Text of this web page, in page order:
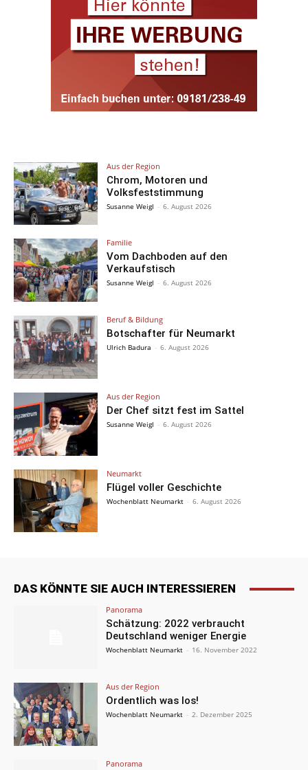
Aus der Region
Chrom, Motoren und
Volksfeststimmung
Susanne Weigl - 6. August 2026
Familie
Vom Dachboden auf den
Verkaufstisch
Susanne Weigl - 6. August 2026
Beruf & Bildung
Botschafter für Neumarkt
Ulrich Badura - 6. August 2026
Aus der Region
Der Chef sitzt fest im Sattel
Susanne Weigl - 6. August 2026
Neumarkt
Flügel voller Geschichte
Wochenblatt Neumarkt - 6. August 2026
DAS KÖNNTE SIE AUCH INTERESSIEREN
Panorama
Schätzung: 2022 verbraucht
Deutschland weniger Energie
Wochenblatt Neumarkt - 16. November 2022
Aus der Region
Ordentlich was los!
Wochenblatt Neumarkt - 2. Dezember 2025
Panorama